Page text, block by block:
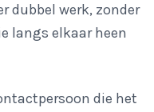
dubbel werk, zonder
langs elkaar heen
die het